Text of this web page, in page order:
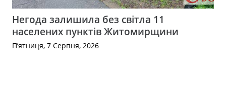
Негода залишила без світла 11
населених пунктів Житомирщини
П’ятниця, 7 Серпня, 2026